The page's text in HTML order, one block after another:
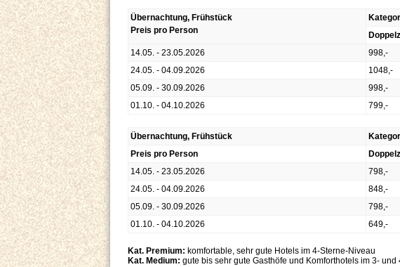
Übernachtung, Frühstück
Preis pro Person
14.05. - 23.05.2026
998,-
24.05. - 04.09.2026
1048,-
05.09. - 30.09.2026
998,-
01.10. - 04.10.2026
799,-
Übernachtung, Frühstück
Preis pro Person
14.05. - 23.05.2026
798,-
24.05. - 04.09.2026
848,-
05.09. - 30.09.2026
798,-
01.10. - 04.10.2026
649,-
Kat. Premium: komfortable, sehr gute Hotels im 4-Sterne-Niveau
Kat. Medium: gute bis sehr gute Gasthöfe und Komforthotels im 3- und